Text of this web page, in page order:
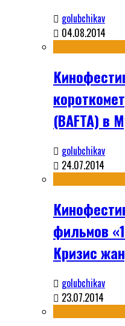
golubchikav
04.08.2014
(BAFTA) в
golubchikav
24.07.2014
фильмов
Кризис
golubchikav
23.07.2014